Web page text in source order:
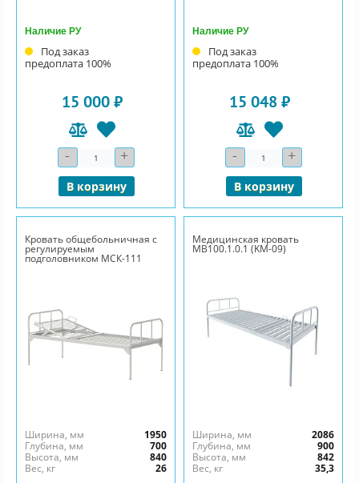
Наличие РУ
Под заказ
предоплата 100%
15 000 ₽
- Количество+
В корзину
Наличие РУ
Под заказ
предоплата 100%
15 048 ₽
- Количество+
В корзину
Кровать общебольничная с
регулируемым
подголовником МСК-111
Ширина, мм
1950
Глубина, мм
700
Высота, мм
840
Вес, кг
26
Медицинская кровать
MB100.1.0.1 (KM-09)
Ширина, мм
2086
Глубина, мм
900
Высота, мм
842
Вес, кг
35,3